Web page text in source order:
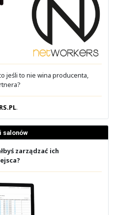
się z użyciem polecenia
nie wszystkie
a nawet jak obsługują, to
czy przełącznikach L3.
"no ip routing". Polecenie "
jeśli routing jest włączony,
routing jest wyłączony.
pakiety kierowane
A jeżeli jest
tablicą routingu.
ustawienia bramy
zachęcamy do
z naszych ćwiczeń!